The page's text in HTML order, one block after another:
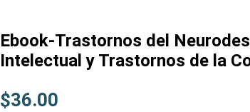
Ebook-Trastornos del
Intelectual y Trastornos de la
$36.00